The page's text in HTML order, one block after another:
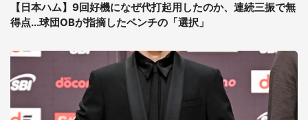
【日本ハム】9回好機になぜ代打起用したのか、連続三振で無
得点...球団OBが指摘したベンチの「選択」